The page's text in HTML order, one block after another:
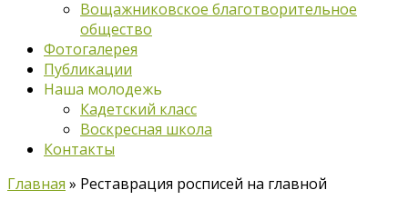
Вощажниковское благотворительное
общество
Фотогалерея
Публикации
Наша молодежь
Кадетский класс
Воскресная школа
Контакты
Главная » Реставрация росписей на главной